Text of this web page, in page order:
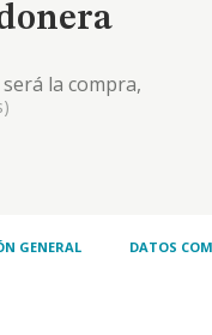
la compra,
y
admitida
de bienes
naves
de que para el
GENERAL DATOS